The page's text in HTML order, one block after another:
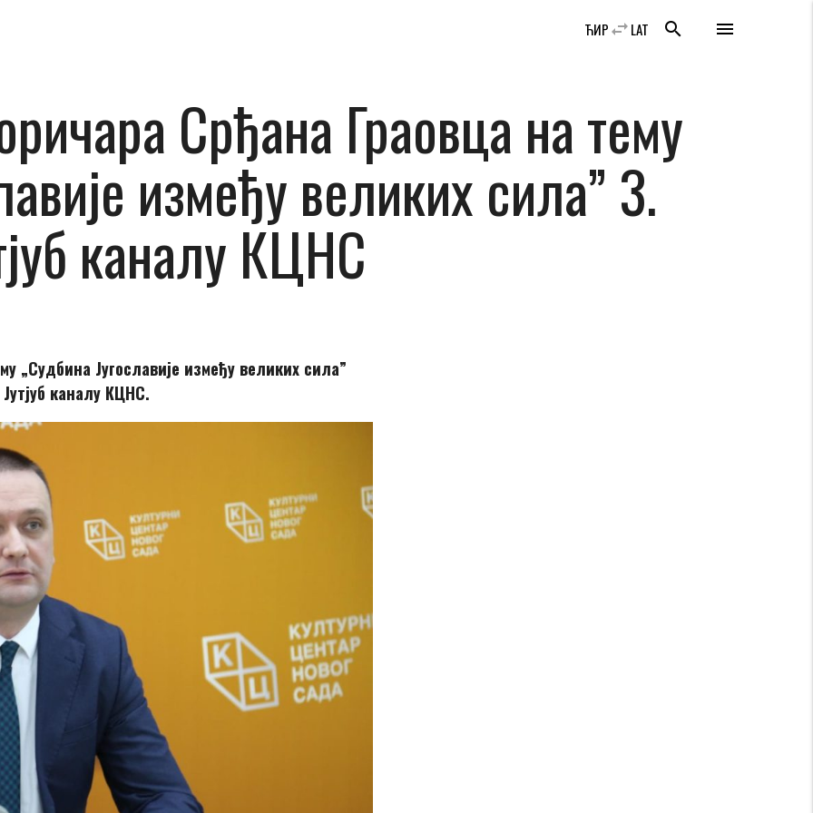
menu
search
LAT
swap_horiz
ЋИР
Срђана Граовца на тему
између великих сила” 3.
каналу КЦНС
„Судбина Југославије између великих сила”
каналу КЦНС.